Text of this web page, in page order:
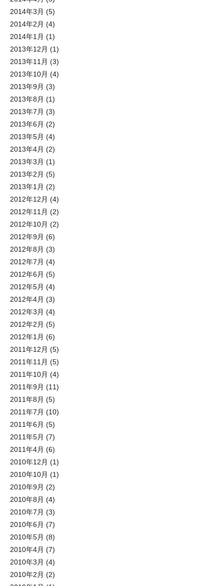
2014年3月 (5)
2014年2月 (4)
2014年1月 (1)
2013年12月 (1)
2013年11月 (3)
2013年10月 (4)
2013年9月 (3)
2013年8月 (1)
2013年7月 (3)
2013年6月 (2)
2013年5月 (4)
2013年4月 (2)
2013年3月 (1)
2013年2月 (5)
2013年1月 (2)
2012年12月 (4)
2012年11月 (2)
2012年10月 (2)
2012年9月 (6)
2012年8月 (3)
2012年7月 (4)
2012年6月 (5)
2012年5月 (4)
2012年4月 (3)
2012年3月 (4)
2012年2月 (5)
2012年1月 (6)
2011年12月 (5)
2011年11月 (5)
2011年10月 (4)
2011年9月 (11)
2011年8月 (5)
2011年7月 (10)
2011年6月 (5)
2011年5月 (7)
2011年4月 (6)
2010年12月 (1)
2010年10月 (1)
2010年9月 (2)
2010年8月 (4)
2010年7月 (3)
2010年6月 (7)
2010年5月 (8)
2010年4月 (7)
2010年3月 (4)
2010年2月 (2)